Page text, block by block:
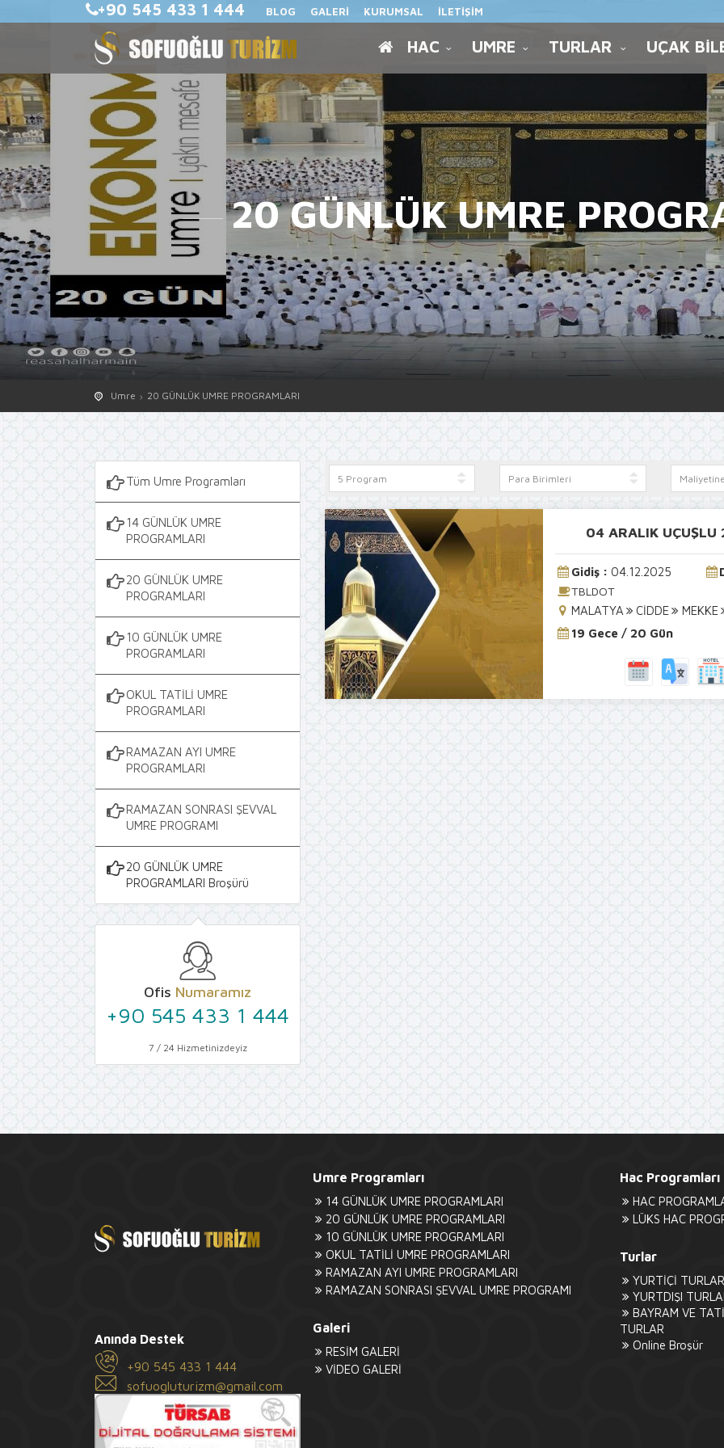
+90 545 433 1 444 BLOG GALERİ KURUMSAL İLETİŞİM
HAC UMRE TURLAR UÇAK
20 GÜNLÜK UMRE
Umre 20 GÜNLÜK UMRE PROGRAMLARI
Tüm Umre Programları
14 GÜNLÜK UMRE
PROGRAMLARI
20 GÜNLÜK UMRE
PROGRAMLARI
10 GÜNLÜK UMRE
PROGRAMLARI
OKUL TATİLİ UMRE
PROGRAMLARI
RAMAZAN AYI UMRE
PROGRAMLARI
RAMAZAN SONRASI ŞEVVAL
UMRE PROGRAMI
20 GÜNLÜK UMRE
PROGRAMLARI Broşürü
Ofis Numaramız
+90 545 433 1 444
7 / 24 Hizmetinizdeyiz
04 ARALIK UÇUŞLU
Gidiş : 04.12.2025
TBLDOT
MALATYA
CİDDE
MEKKE
19 Gece / 20 Gün
Anında Destek
+90 545 433 1 444
sofuogluturizm@gmail.com
Umre Programları
14 GÜNLÜK UMRE PROGRAMLARI
20 GÜNLÜK UMRE PROGRAMLARI
10 GÜNLÜK UMRE PROGRAMLARI
OKUL TATİLİ UMRE PROGRAMLARI
RAMAZAN AYI UMRE PROGRAMLARI
RAMAZAN SONRASI ŞEVVAL UMRE PROGRAMI
Galeri
RESİM GALERİ
VİDEO GALERİ
Hac Programları
HAC
LÜKS HAC
Turlar
YURTİÇİ TURLAR
YURTDIŞI
BAYRAM VE
TURLAR
Online Broşür